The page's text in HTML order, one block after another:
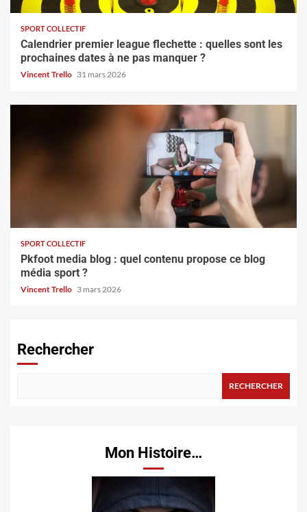
SPORT COLLECTIF
Calendrier premier league flechette : quelles sont les
prochaines dates à ne pas manquer ?
Vincent Trello 31 mars 2026
SPORT COLLECTIF
Pkfoot media blog : quel contenu propose ce blog
média sport ?
Vincent Trello 3 mars 2026
Rechercher
RECHERCHER
Mon Histoire…